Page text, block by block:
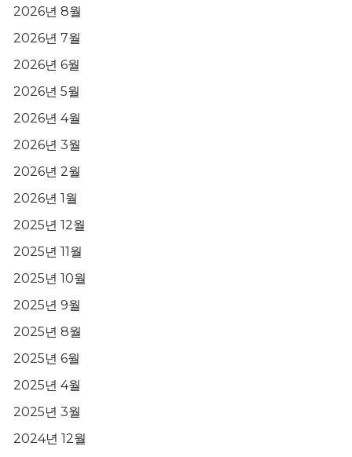
2026년 8월
2026년 7월
2026년 6월
2026년 5월
2026년 4월
2026년 3월
2026년 2월
2026년 1월
2025년 12월
2025년 11월
2025년 10월
2025년 9월
2025년 8월
2025년 6월
2025년 4월
2025년 3월
2024년 12월